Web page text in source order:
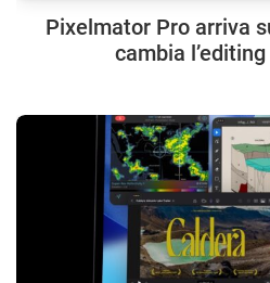
Pixelmator Pro arriva
cambia